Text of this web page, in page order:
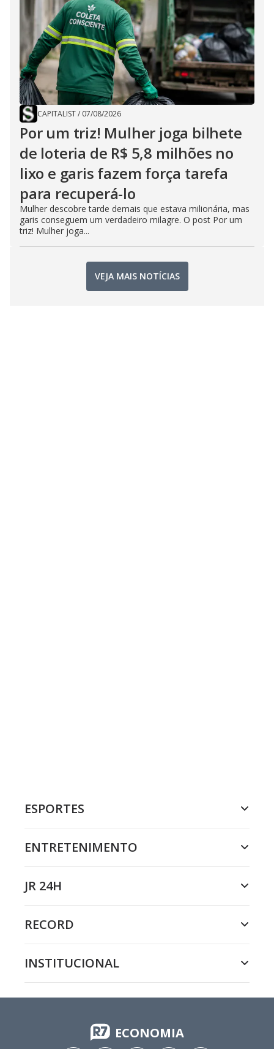
CAPITALIST/ 07/08/2026
Por um triz! Mulher joga bilhete
de loteria de R$ 5,8 milhões no
lixo e garis fazem força tarefa
para recuperá-lo
Mulher descobre tarde demais que estava milionária, mas
garis conseguem um verdadeiro milagre. O post Por um
triz! Mulher joga...
VEJA MAIS NOTÍCIAS
ESPORTES
ENTRETENIMENTO
JR 24H
RECORD
INSTITUCIONAL
ECONOMIA